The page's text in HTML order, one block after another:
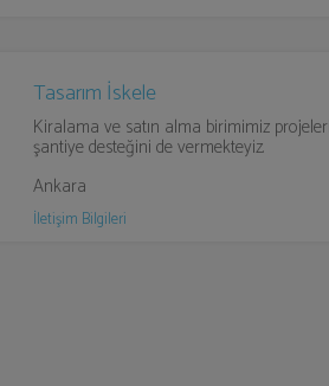
Tasarım İskele
Kiralama ve satın alma birimimiz
şantiye desteğini de vermekteyiz.
Ankara
İletişim Bilgileri